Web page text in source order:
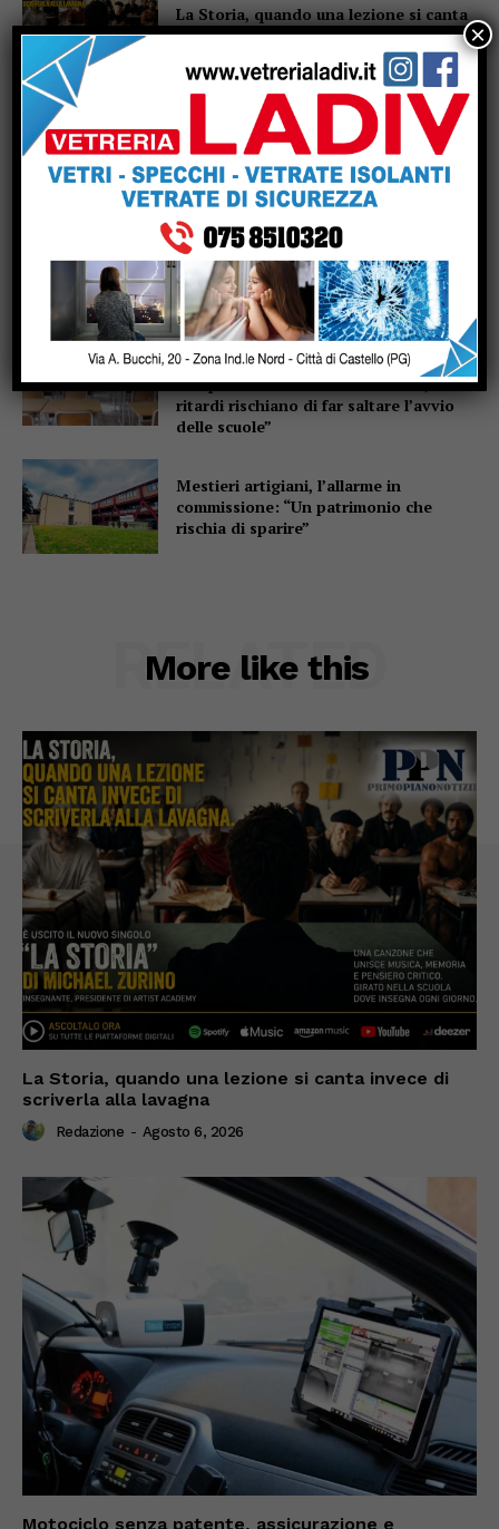
La Storia, quando una lezione si canta
invece di scriverla alla lavagna
Motociclo senza patente,
assicurazione e revisione scadute da
anni: pizzicato dal Targa System un
70enne
San Sisto sott’acqua dopo i lavori,
Forza Italia: “Basta una pioggia per far
saltare tutto”
Dimensionamento scolastico in
Umbria, sindacati: “Bene il
recepimento della sentenza TAR, ma i
ritardi rischiano di far saltare l’avvio
delle scuole”
Mestieri artigiani, l’allarme in
commissione: “Un patrimonio che
rischia di sparire”
More like this
RELATED
La Storia, quando una lezione si canta invece di
scriverla alla lavagna
Redazione - Agosto 6, 2026
Motociclo senza patente, assicurazione e
×